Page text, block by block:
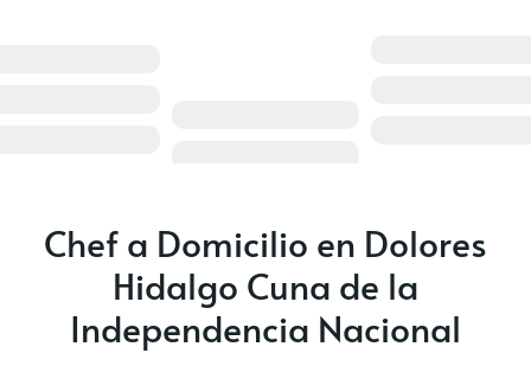
Chef a Domicilio en Dolores
Hidalgo Cuna de la
Independencia Nacional